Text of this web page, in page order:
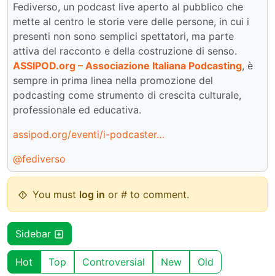
Fediverso, un podcast live aperto al pubblico che
mette al centro le storie vere delle persone, in cui i
presenti non sono semplici spettatori, ma parte
attiva del racconto e della costruzione di senso.
ASSIPOD.org – Associazione Italiana Podcasting, è
sempre in prima linea nella promozione del
podcasting come strumento di crescita culturale,
professionale ed educativa.
assipod.org/eventi/i-podcaster…
@fediverso
You must log in or # to comment.
Sidebar
Hot Top Controversial New Old